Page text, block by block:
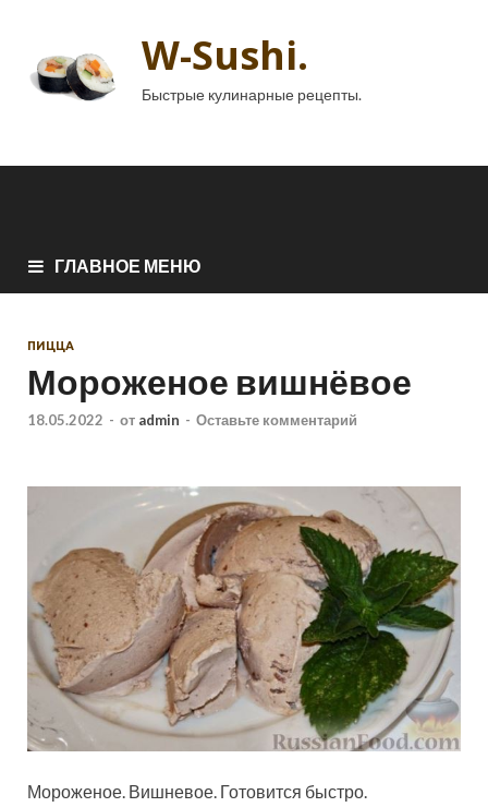
W-Sushi.
Быстрые кулинарные рецепты.
ГЛАВНОЕ МЕНЮ
ПИЦЦА
Мороженое вишнёвое
18.05.2022 - от admin - Оставьте комментарий
Мороженое. Вишневое. Готовится быстро.